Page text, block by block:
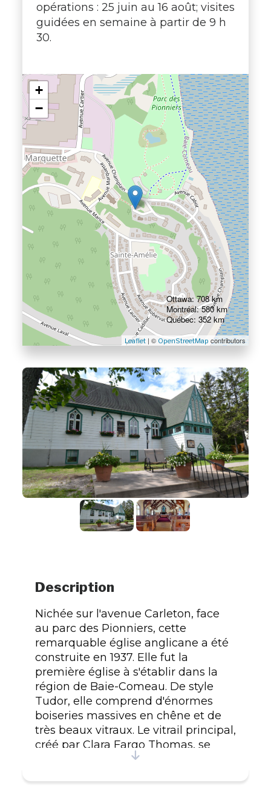
opérations : 25 juin au 16 août; visites
guidées en semaine à partir de 9 h
30.
+
−
Leaflet| © OpenStreetMap contributors
Ottawa: 708 km
Montréal: 580 km
Québec: 352 km
Description
Nichée sur l'avenue Carleton, face
au parc des Pionniers, cette
remarquable église anglicane a été
construite en 1937. Elle fut la
première église à s'établir dans la
région de Baie-Comeau. De style
Tudor, elle comprend d'énormes
boiseries massives en chêne et de
très beaux vitraux. Le vitrail principal,
créé par Clara Fargo Thomas, se
distingue par sa représentation des